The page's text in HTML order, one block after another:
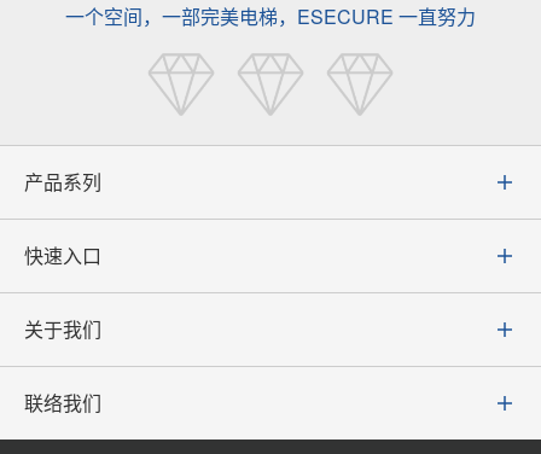
一个空间，一部完美电梯，ESECURE 一直努力
产品系列
快速入口
关于我们
联络我们